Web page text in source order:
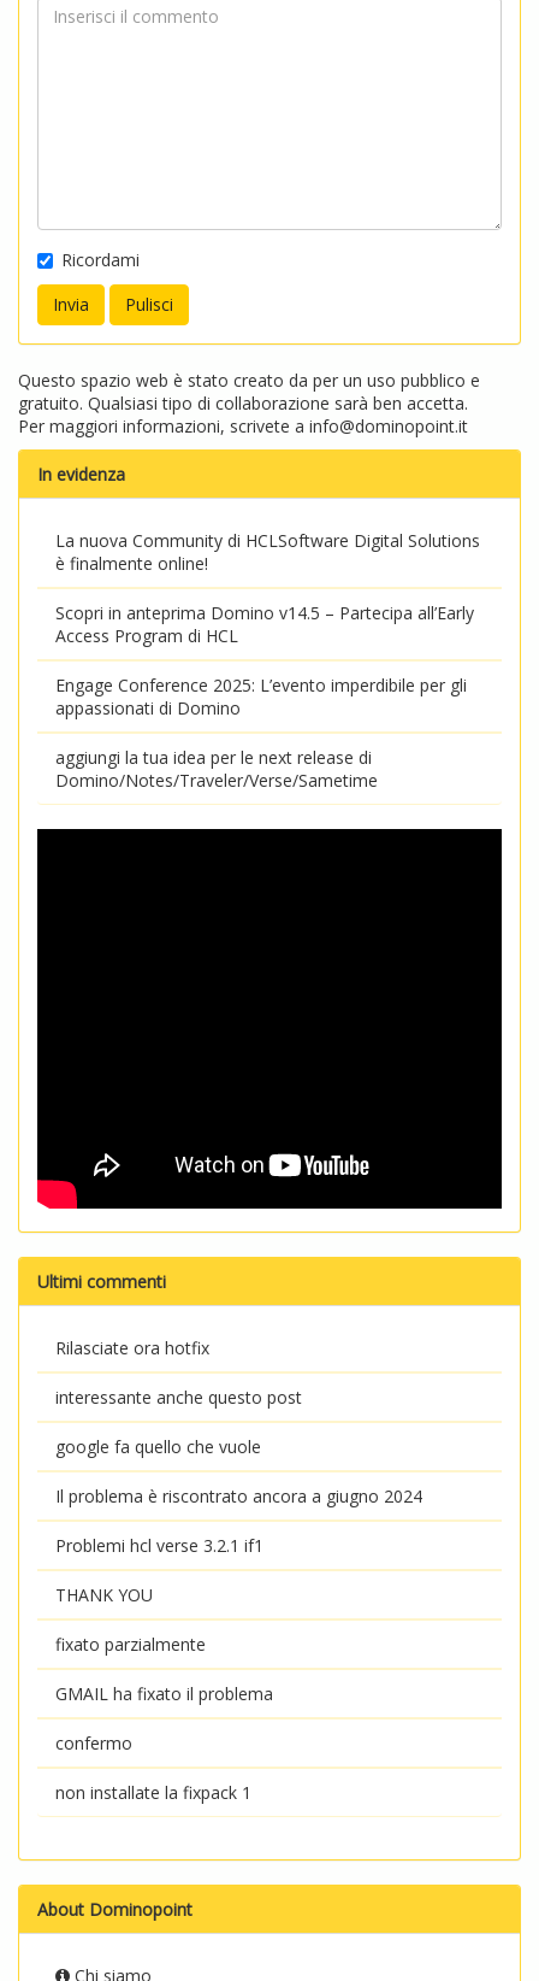
Ricordami
Questo spazio web è stato creato da per un uso pubblico e
gratuito. Qualsiasi tipo di collaborazione sarà ben accetta.
Per maggiori informazioni, scrivete a info@dominopoint.it
In evidenza
La nuova Community di HCLSoftware Digital Solutions
è finalmente online!
Scopri in anteprima Domino v14.5 – Partecipa all’Early
Access Program di HCL
Engage Conference 2025: L’evento imperdibile per gli
appassionati di Domino
aggiungi la tua idea per le next release di
Domino/Notes/Traveler/Verse/Sametime
Ultimi commenti
Rilasciate ora hotfix
interessante anche questo post
google fa quello che vuole
Il problema è riscontrato ancora a giugno 2024
Problemi hcl verse 3.2.1 if1
THANK YOU
fixato parzialmente
GMAIL ha fixato il problema
confermo
non installate la fixpack 1
About Dominopoint
Chi siamo